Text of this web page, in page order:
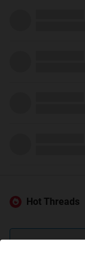
Hot Threads